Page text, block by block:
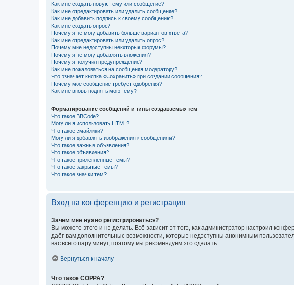
Как мне создать новую тему или сообщение?
Как мне отредактировать или удалить сообщение?
Как мне добавить подпись к своему сообщению?
Как мне создать опрос?
Почему я не могу добавить больше вариантов ответа?
Как мне отредактировать или удалить опрос?
Почему мне недоступны некоторые форумы?
Почему я не могу добавлять вложения?
Почему я получил предупреждение?
Как мне пожаловаться на сообщения модератору?
Что означает кнопка «Сохранить» при создании сообщения?
Почему моё сообщение требует одобрения?
Как мне вновь поднять мою тему?
Форматирование сообщений и типы создаваемых тем
Что такое BBCode?
Могу ли я использовать HTML?
Что такое смайлики?
Могу ли я добавлять изображения к сообщениям?
Что такое важные объявления?
Что такое объявления?
Что такое прилепленные темы?
Что такое закрытые темы?
Что такое значки тем?
Вход на конференцию и регистрация
Зачем мне нужно регистрироваться?
Вы можете этого и не делать. Всё зависит от того, как администратор настроил
даёт вам дополнительные возможности, которые недоступны анонимным
вас всего пару минут, поэтому мы рекомендуем это сделать.
Вернуться к началу
Что такое COPPA?